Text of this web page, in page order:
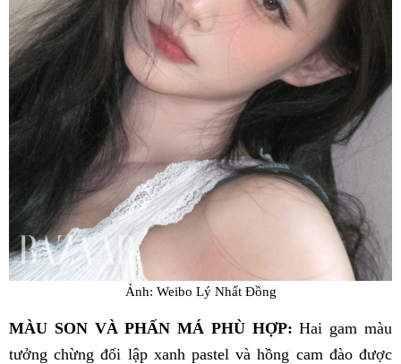
Ảnh: Weibo Lý Nhất Đồng
MÀU SON VÀ PHẤN MÁ PHÙ HỢP:Hai gam màu
tưởng chừng đối lập xanh pastel và hồng cam đào được